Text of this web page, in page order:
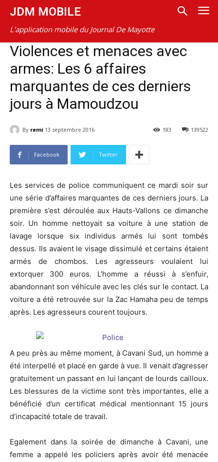
JDM MOBILE
L'application mobile du Journal De Mayotte
Violences et menaces avec
armes: Les 6 affaires
marquantes de ces derniers
jours à Mamoudzou
By remi 13 septembre 2016 139522
183
Facebook Twitter
Les services de police communiquent ce mardi soir sur
une série d’affaires marquantes de ces derniers jours. La
première s’est déroulée aux Hauts-Vallons ce dimanche
soir. Un homme nettoyait sa voiture à une station de
lavage lorsque six individus armés lui sont tombés
dessus. Ils avaient le visage dissimulé et certains étaient
armés de chombos. Les agresseurs voulaient lui
extorquer 300 euros. L’homme a réussi à s’enfuir,
abandonnant son véhicule avec les clés sur le contact. La
voiture a été retrouvée sur la Zac Hamaha peu de temps
après. Les agresseurs courent toujours.
A peu près au même moment, à Cavani Sud, un homme a
été interpellé et placé en garde à vue. Il venait d’agresser
gratuitement un passant en lui lançant de lourds cailloux.
Les blessures de la victime sont très importantes, elle a
bénéficié d’un certificat médical mentionnant 15 jours
d’incapacité totale de travail.
Egalement dans la soirée de dimanche à Cavani, une
femme a appelé les policiers après avoir été menacée